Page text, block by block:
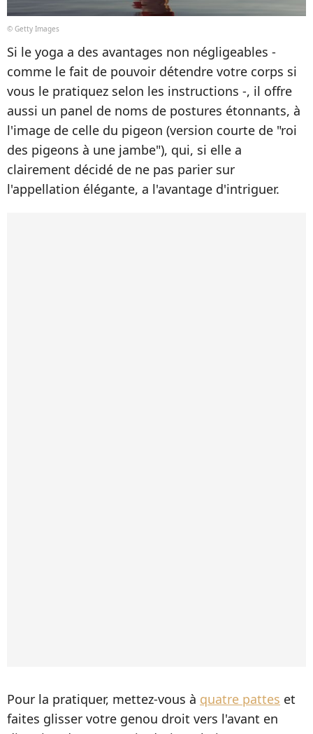
© Getty Images
Si le yoga a des avantages non négligeables -
comme le fait de pouvoir détendre votre corps si
vous le pratiquez selon les instructions -, il offre
aussi un panel de noms de postures étonnants, à
l'image de celle du pigeon (version courte de "roi
des pigeons à une jambe"), qui, si elle a
clairement décidé de ne pas parier sur
l'appellation élégante, a l'avantage d'intriguer.
Pour la pratiquer, mettez-vous à quatre pattes et
faites glisser votre genou droit vers l'avant en